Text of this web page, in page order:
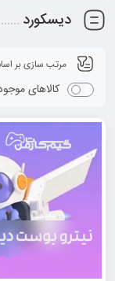
دیسکورد
کالاهای